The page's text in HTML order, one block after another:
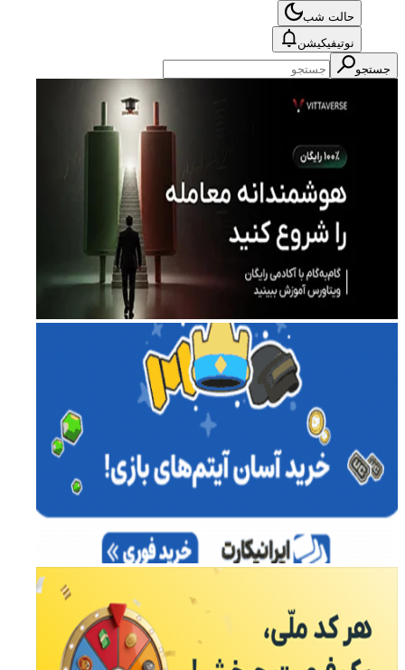
حالت شب
نوتیفیکیشن
جستجو